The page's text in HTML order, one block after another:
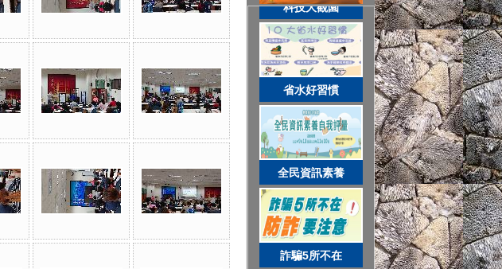
網路守護天使
校務系統
資訊服務入口
科技大觀園
省水好習慣
全民資訊素養